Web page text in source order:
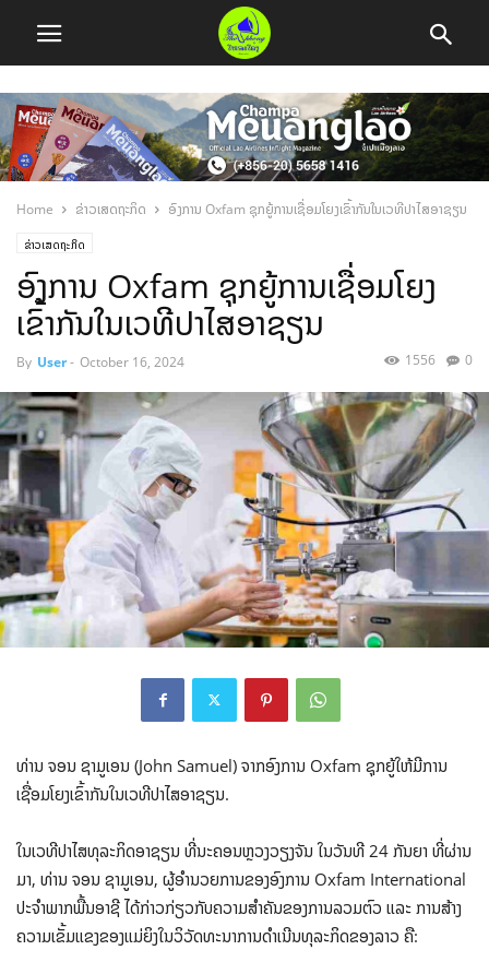
Home ຂ່າວເສດຖະກິດ ອົງການ Oxfam ຊຸກຍູ້ການເຊື່ອມໂຍງເຂົ້າກັນໃນເວທີປາໄສອາຊຽນ
ຂ່າວເສດຖະກິດ
ອົງການ Oxfam ຊຸກຍູ້ການເຊື່ອມໂຍງ
ເຂົ້າກັນໃນເວທີປາໄສອາຊຽນ
By User- October 16, 2024 0
1556
ທ່ານ ຈອນ ຊາມູເອນ (John Samuel) ຈາກອົງການ Oxfam ຊຸກຍູ້ໃຫ້ມີການ
ເຊື່ອມໂຍງເຂົ້າກັນໃນເວທີປາໄສອາຊຽນ.
ໃນເວທີປາໄສທຸລະກິດອາຊຽນ ທີ່ນະຄອນຫຼວງວຽງຈັນ ໃນວັນທີ 24 ກັນຍາ ທີ່ຜ່ານ
ມາ, ທ່ານ ຈອນ ຊາມູເອນ, ຜູ້ອໍານວຍການຂອງອົງການ Oxfam International
ປະຈຳພາກພື້ນອາຊີ ໄດ້ກ່າວກ່ຽວກັບຄວາມສໍາຄັນຂອງການລວມຕົວ ແລະ ການສ້າງ
ຄວາມເຂັ້ມແຂງຂອງແມ່ຍິງໃນວິວັດທະນາການດຳເນີນທຸລະກິດຂອງລາວ ຄື: